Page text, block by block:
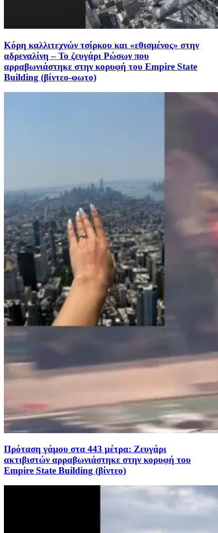
Κόρη καλλιτεχνών τσίρκου και «εθισμένος» στην
αδρεναλίνη – Το ζευγάρι Ρώσων που
αρραβωνιάστηκε στην κορυφή του Empire State
Building (βίντεο-φωτο)
Πρόταση γάμου στα 443 μέτρα: Ζευγάρι
ακτιβιστών αρραβωνιάστηκε στην κορυφή του
Empire State Building (βίντεο)